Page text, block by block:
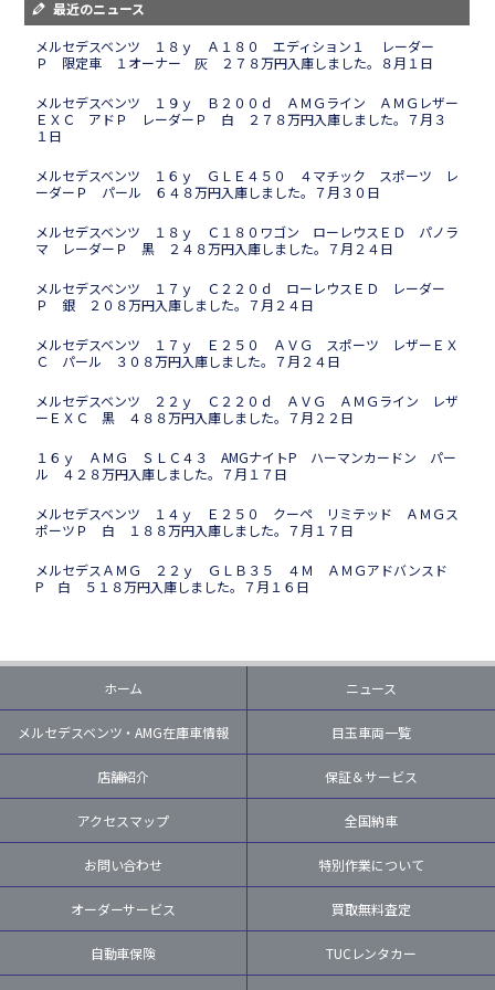
最近のニュース
メルセデスベンツ １８ｙ Ａ１８０ エディション１ レーダー
Ｐ 限定車 １オーナー 灰 ２７８万円入庫しました。８月１日
メルセデスベンツ １９ｙ Ｂ２００ｄ ＡＭＧライン ＡＭＧレザー
ＥＸＣ アドＰ レーダーＰ 白 ２７８万円入庫しました。７月３
１日
メルセデスベンツ １６ｙ ＧＬＥ４５０ ４マチック スポーツ レ
ーダーＰ パール ６４８万円入庫しました。７月３０日
メルセデスベンツ １８ｙ Ｃ１８０ワゴン ローレウスＥＤ パノラ
マ レーダーＰ 黒 ２４８万円入庫しました。７月２４日
メルセデスベンツ １７ｙ Ｃ２２０ｄ ローレウスＥＤ レーダー
Ｐ 銀 ２０８万円入庫しました。７月２４日
メルセデスベンツ １７ｙ Ｅ２５０ ＡＶＧ スポーツ レザーＥＸ
Ｃ パール ３０８万円入庫しました。７月２４日
メルセデスベンツ ２２ｙ Ｃ２２０ｄ ＡＶＧ ＡＭＧライン レザ
ーＥＸＣ 黒 ４８８万円入庫しました。７月２２日
１６ｙ ＡＭＧ ＳＬＣ４３ AMGナイトP ハーマンカードン パー
ル ４２８万円入庫しました。７月１７日
メルセデスベンツ １４ｙ Ｅ２５０ クーペ リミテッド ＡＭＧス
ポーツＰ 白 １８８万円入庫しました。７月１７日
メルセデスＡＭＧ ２２ｙ ＧＬＢ３５ ４Ｍ ＡＭＧアドバンスド
P 白 ５１８万円入庫しました。７月１６日
ホーム ニュース
メルセデスベンツ・AMG在庫車情報 目玉車両一覧
店舗紹介 保証＆サービス
アクセスマップ 全国納車
お問い合わせ 特別作業について
オーダーサービス 買取無料査定
自動車保険 TUCレンタカー